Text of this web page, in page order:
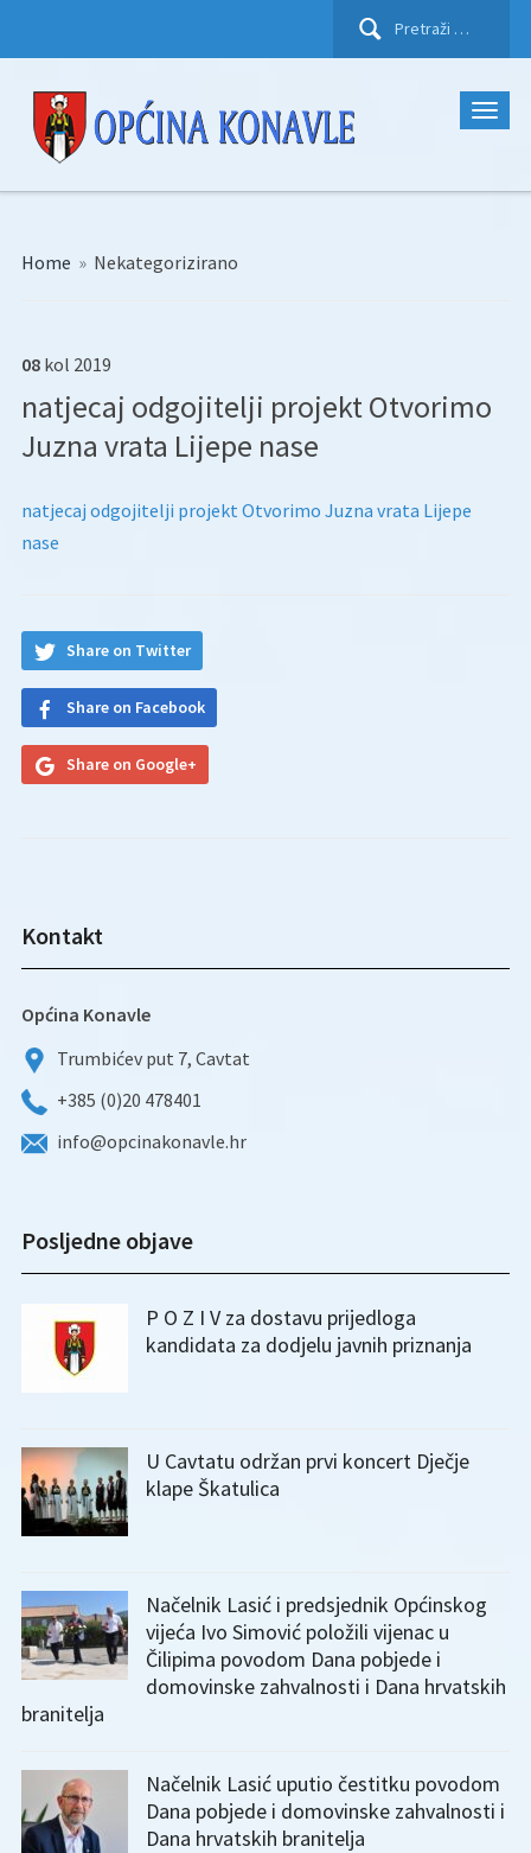
Pretraži:
Home » Nekategorizirano
08 kol 2019
natjecaj odgojitelji projekt Otvorimo
Juzna vrata Lijepe nase
natjecaj odgojitelji projekt Otvorimo Juzna vrata Lijepe
nase
Share on Twitter
Share on Facebook
Share on Google+
Kontakt
Općina Konavle
Trumbićev put 7, Cavtat
+385 (0)20 478401
info@opcinakonavle.hr
Posljedne objave
P O Z I V za dostavu prijedloga
kandidata za dodjelu javnih priznanja
U Cavtatu održan prvi koncert Dječje
klape Škatulica
Načelnik Lasić i predsjednik Općinskog
vijeća Ivo Simović položili vijenac u
Čilipima povodom Dana pobjede i
domovinske zahvalnosti i Dana hrvatskih
branitelja
Načelnik Lasić uputio čestitku povodom
Dana pobjede i domovinske zahvalnosti i
Dana hrvatskih branitelja